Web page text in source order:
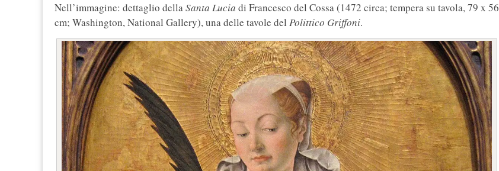
Nell’immagine: dettaglio dellaSanta Lucia di Francesco del Cossa (1472 circa; tempera su tavola, 79 x 56
cm; Washington, National Gallery), una delle tavole del Polittico Griffoni.